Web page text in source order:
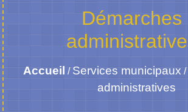
Démarches
Accueil / Services municipaux /
administratives